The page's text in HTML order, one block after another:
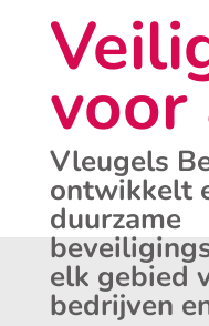
voor
Vleugels
ontwikkelt
duurzame
elk gebied
bedrijven